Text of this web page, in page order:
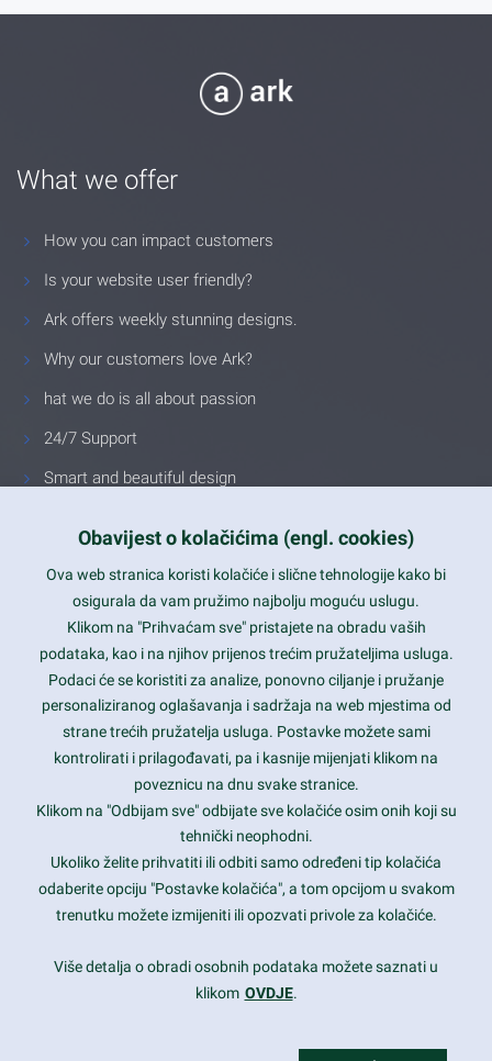
What we offer
How you can impact customers
Is your website user friendly?
Ark offers weekly stunning designs.
Why our customers love Ark?
hat we do is all about passion
24/7 Support
Smart and beautiful design
Latest trends and much more...
Contact Info
1600 Amphitheatre Parkway, Mountain View, CA 94043
prothemes.net@gmail.com
Daily: 9:00 am - 6:00 pm
Sunday: Closed
Copyright 2017FRESHFACE© All Rights Reserved
Obavijest o kolačićima (engl. cookies)
Ova web stranica koristi kolačiće i slične tehnologije kako bi
osigurala da vam pružimo najbolju moguću uslugu.
Klikom na "Prihvaćam sve" pristajete na obradu vaših
podataka, kao i na njihov prijenos trećim pružateljima usluga.
Podaci će se koristiti za analize, ponovno ciljanje i pružanje
personaliziranog oglašavanja i sadržaja na web mjestima od
strane trećih pružatelja usluga. Postavke možete sami
kontrolirati i prilagođavati, pa i kasnije mijenjati klikom na
poveznicu na dnu svake stranice.
Klikom na "Odbijam sve" odbijate sve kolačiće osim onih koji su
tehnički neophodni.
Ukoliko želite prihvatiti ili odbiti samo određeni tip kolačića
odaberite opciju "Postavke kolačića", a tom opcijom u svakom
trenutku možete izmijeniti ili opozvati privole za kolačiće.
Više detalja o obradi osobnih podataka možete saznati u
klikom OVDJE.